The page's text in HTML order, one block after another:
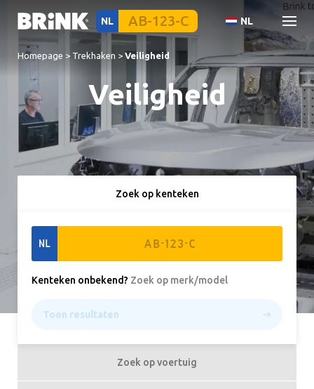
NL NL
Homepage > Trekhaken > Veiligheid
Veiligheid
Zoek op kenteken
NL
Kenteken onbekend? Zoek op merk/model
Toon resultaten
Zoek op voertuig